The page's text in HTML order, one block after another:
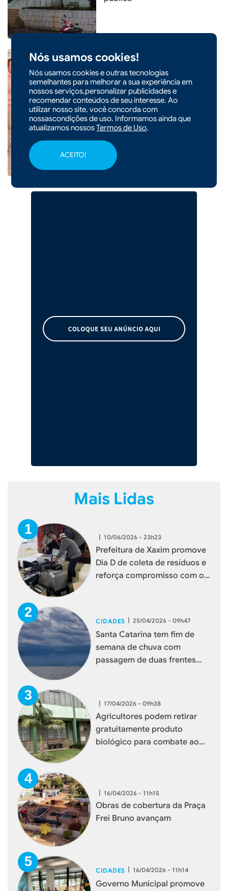
Nós usamos cookies!
Nós usamos cookies e outras tecnologias
semelhantes para melhorar a sua experiência em
nossos serviços,personalizar publicidades e
recomendar conteúdos de seu interesse. Ao
utilizar nosso site, você concorda com
nossascondições de uso. Informamos ainda que
atualizamos nossosTermos de Uso.
ACEITO!
| 11/04/2026 - 09h15
Prefeitura de Xaxim promove
curso gratuito de elétrica e
fortalece capacitação
profissional
Mais Lidas
| 10/06/2026 - 23h23
Prefeitura de Xaxim promove
Dia D de coleta de resíduos e
reforça compromisso com o
CIDADES | 25/04/2026 - 09h47
Santa Catarina tem fim de
semana de chuva com
passagem de duas frentes
| 17/04/2026 - 09h38
Agricultores podem retirar
gratuitamente produto
biológico para combate ao
| 16/04/2026 - 11h15
Obras de cobertura da Praça
Frei Bruno avançam
CIDADES | 16/04/2026 - 11h14
Governo Municipal promove